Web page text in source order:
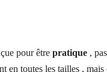
pour être pratique ,
en toutes les tailles , mais